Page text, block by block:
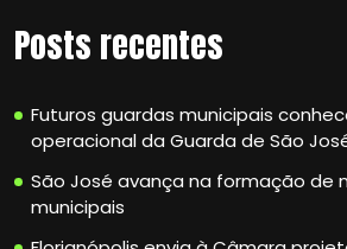
Posts recentes
Futuros guardas municipais
operacional da Guarda de São
São José avança na formação de
municipais